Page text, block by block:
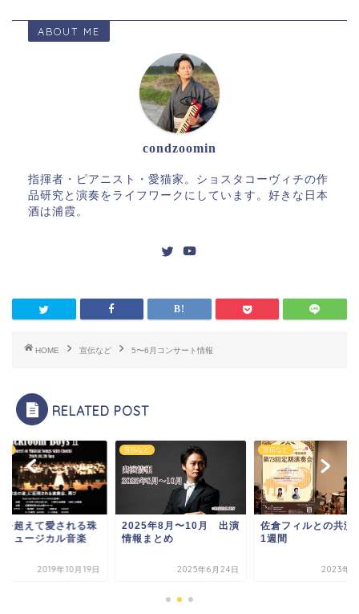
ABOUT ME
condzoomin
指揮者・ピアニスト・愛猫家。ショスタコーヴィチの作
品研究と演奏をライフワークにしています。好きな日本
酒は浦霞。
HOME 宣伝など 5〜6月コンサート情報
RELATED POST
を超えて愛される珠
ミュージカル音楽
2019年10月19日
宣伝など
2025年8月〜10月 出演
情報まとめ
2025年6月24日
宣伝など
佐倉フィルとの共演
1週間
2023年6